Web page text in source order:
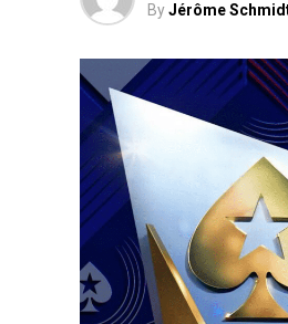
ByJérôme